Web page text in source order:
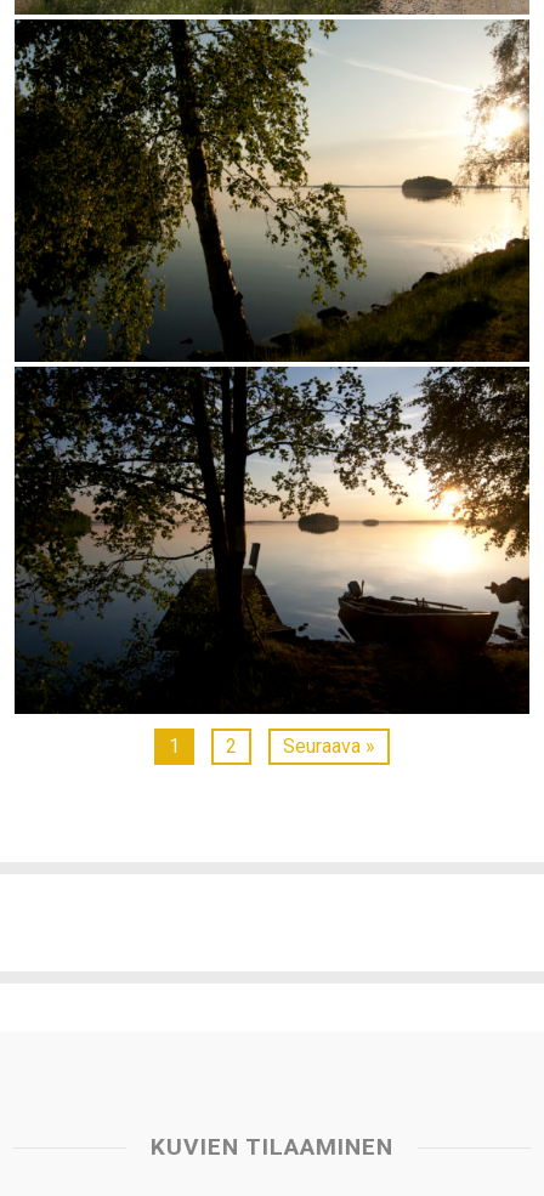
1 2 Seuraava »
KUVIEN TILAAMINEN